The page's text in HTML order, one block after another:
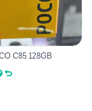
C85 128GB